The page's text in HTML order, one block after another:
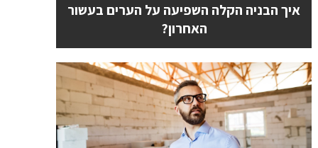
איך הבניה הקלה השפיעה על הערים בעשור
האחרון?